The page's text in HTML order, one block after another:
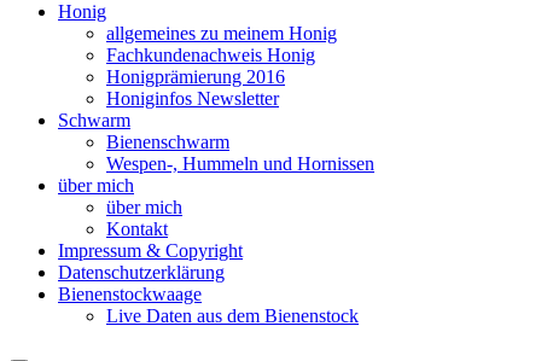
Honig
allgemeines zu meinem Honig
Fachkundenachweis Honig
Honigprämierung 2016
Honiginfos Newsletter
Schwarm
Bienenschwarm
Wespen-, Hummeln und Hornissen
über mich
über mich
Kontakt
Impressum & Copyright
Datenschutzerklärung
Bienenstockwaage
Live Daten aus dem Bienenstock